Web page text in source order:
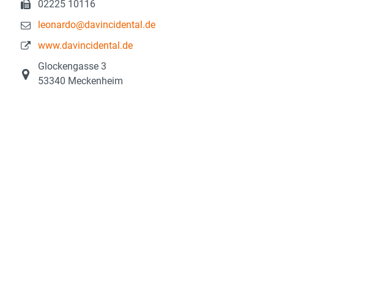
02225 10116
leonardo@davincidental.de
www.davincidental.de
Glockengasse 3
53340 Meckenheim